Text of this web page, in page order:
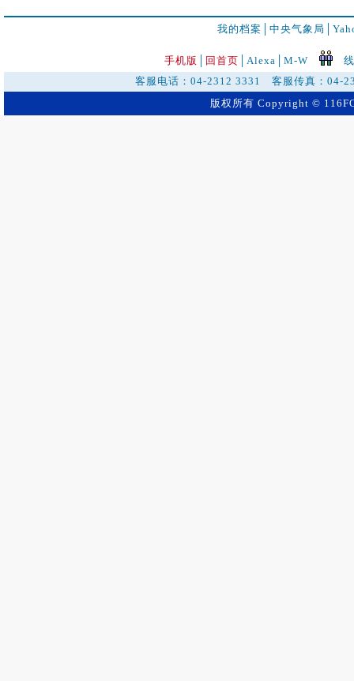
我的档案 中央气象局
手机版 回首页 Alexa│ M-W
客服电话：04-2312 3331 客服传真：
版权所有 Copyright ©